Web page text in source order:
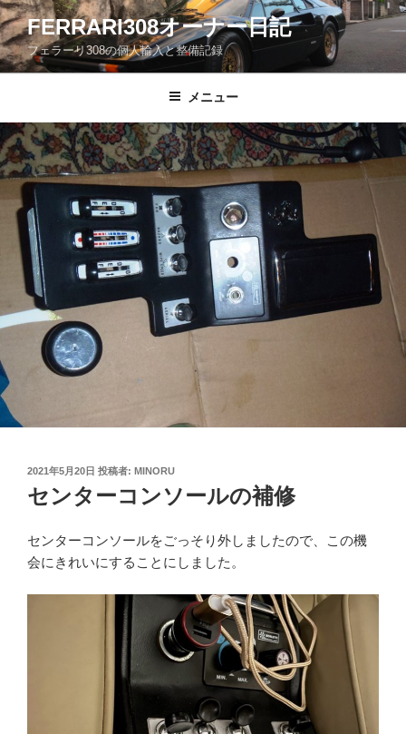
コ
ン
テ
ン
ス
キ
ッ
FERRARI308オーナー日記
フェラーリ308の個人輸入と整備記録
メニュー
投
稿
日:
2021年5月20日 投稿者: MINORU
センターコンソールの補修
センターコンソールをごっそり外しましたので、この機
会にきれいにすることにしました。